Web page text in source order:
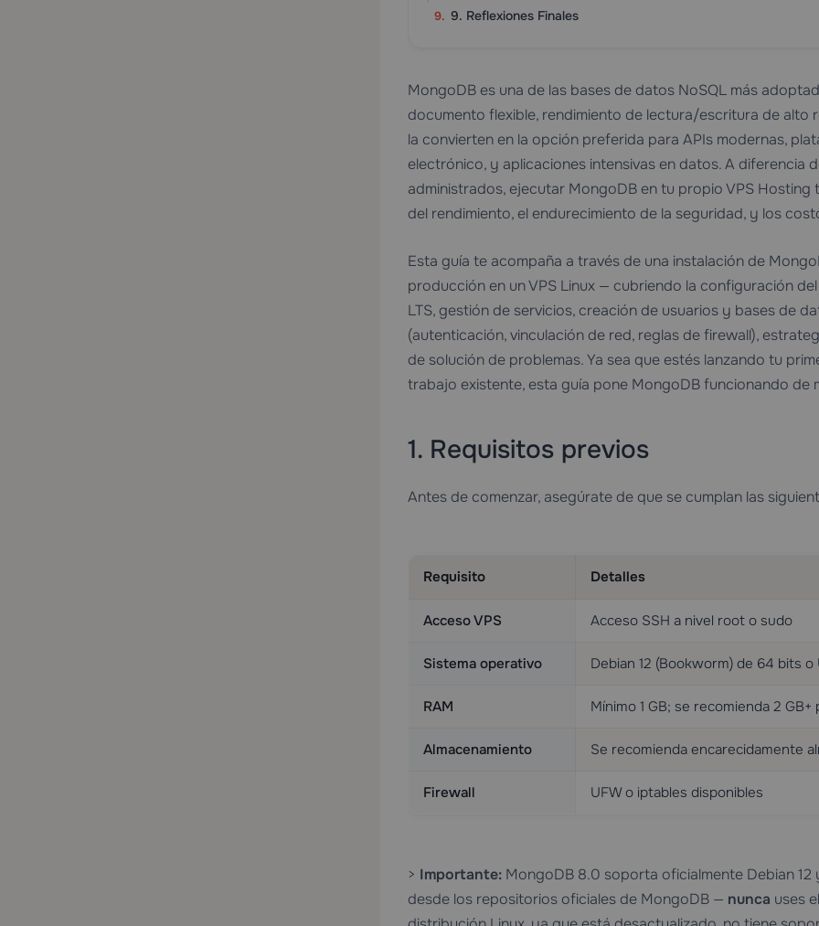
9. Reflexiones Finales
MongoDB es una de las bases de datos NoSQL más
documento flexible, rendimiento de lectura/escritura de alto
la convierten en la opción preferida para APIs modernas,
electrónico, y aplicaciones intensivas en datos. A diferencia
administrados, ejecutar MongoDB en tu propioVPS Hosting
del rendimiento, el endurecimiento de la seguridad, y los
Esta guía te acompaña a través de una instalación de
producción en un VPS Linux — cubriendo la configuración
LTS, gestión de servicios, creación de usuarios y bases de
(autenticación, vinculación de red, reglas de firewall),
de solución de problemas. Ya sea que estés lanzando tu
trabajo existente, esta guía pone MongoDB funcionando de
1. Requisitos previos
Antes de comenzar, asegúrate de que se cumplan las
Requisito Detalles
Acceso VPS Acceso SSH a nivel root o sudo
Sistema operativo Debian 12 (Bookworm) de 64 bits
RAM Mínimo 1 GB; se recomienda 2
Almacenamiento Se recomienda encarecidamente
Firewall UFW o iptables disponibles
> Importante:MongoDB 8.0 soporta oficialmente Debian 12
desde los repositorios oficiales de MongoDB — nunca uses